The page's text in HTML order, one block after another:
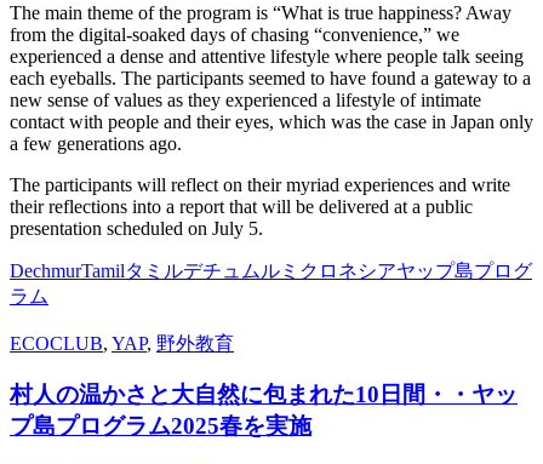
The main theme of the program is “What is true happiness? Away
from the digital-soaked days of chasing “convenience,” we
experienced a dense and attentive lifestyle where people talk seeing
each eyeballs. The participants seemed to have found a gateway to a
new sense of values as they experienced a lifestyle of intimate
contact with people and their eyes, which was the case in Japan only
a few generations ago.
The participants will reflect on their myriad experiences and write
their reflections into a report that will be delivered at a public
presentation scheduled on July 5.
DechmurTamilタミルデチュムル ミクロネシアヤップ島プログ
ラム
ECOCLUB, YAP, 野外教育
村人の温かさと大自然に包まれた10日間・・ヤッ
プ島プログラム2025春を実施